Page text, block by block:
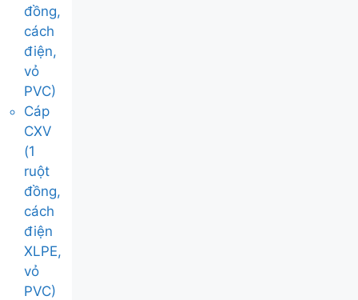
đồng,
cách
điện,
vỏ
PVC)
Cáp
CXV
(1
ruột
đồng,
cách
điện
XLPE,
vỏ
PVC)